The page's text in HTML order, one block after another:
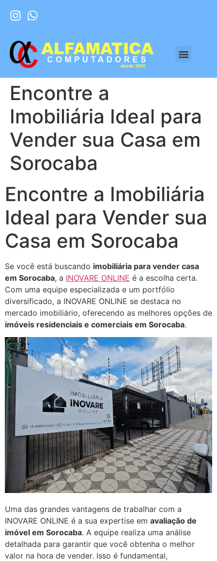
Encontre a
Imobiliária Ideal para
Vender sua Casa em
Sorocaba
Encontre a Imobiliária
Ideal para Vender sua
Casa em Sorocaba
Se você está buscando imobiliária para vender casa
em Sorocaba, a INOVARE ONLINE é a escolha certa.
Com uma equipe especializada e um portfólio
diversificado, a INOVARE ONLINE se destaca no
mercado imobiliário, oferecendo as melhores opções de
imóveis residenciais e comerciais em Sorocaba.
Uma das grandes vantagens de trabalhar com a
INOVARE ONLINE é a sua expertise em avaliação de
imóvel em Sorocaba. A equipe realiza uma análise
detalhada para garantir que você obtenha o melhor
valor na hora de vender. Isso é fundamental,